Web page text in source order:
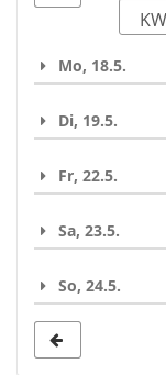
zur
Mo, 18.5.
Di, 19.5.
Fr, 22.5.
Sa, 23.5.
So, 24.5.